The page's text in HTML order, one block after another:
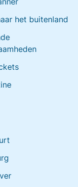
het buitenland